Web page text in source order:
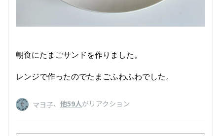
朝食にたまごサンドを作りました。
レンジで作ったのでたまごふわふわでした。
マヨ子、 他59人がリアクション